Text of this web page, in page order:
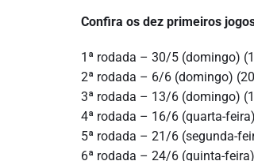
Confira os dez primeiros
1ª rodada – 30/5 (domingo)
2ª rodada – 6/6 (domingo)
3ª rodada – 13/6 (domingo)
4ª rodada – 16/6 (quarta-
5ª rodada – 21/6 (segunda-
6ª rodada – 24/6 (quinta-